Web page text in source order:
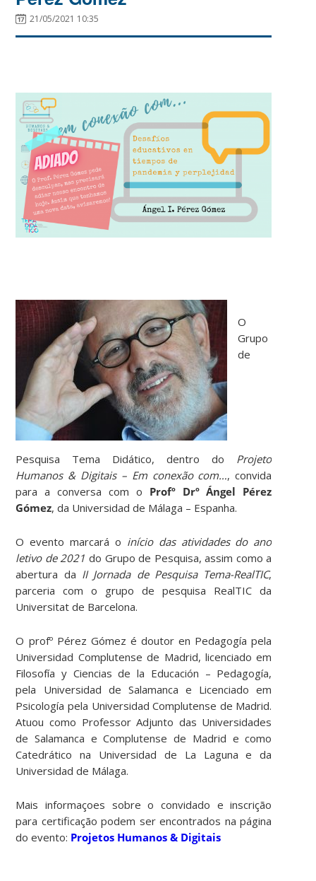
21/05/2021 10:35
O
Grupo
de
Pesquisa Tema Didático, dentro do Projeto
Humanos & Digitais – Em conexão com…, convida
para a conversa com o Profº Drº Ángel Pérez
Gómez, da Universidad de Málaga – Espanha.
O evento marcará o início das atividades do ano
letivo de 2021 do Grupo de Pesquisa, assim como a
abertura da II Jornada de Pesquisa Tema-RealTIC,
parceria com o grupo de pesquisa RealTIC da
Universitat de Barcelona.
O profº Pérez Gómez é doutor en Pedagogía pela
Universidad Complutense de Madrid, licenciado em
Filosofía y Ciencias de la Educación – Pedagogía,
pela Universidad de Salamanca e Licenciado em
Psicología pela Universidad Complutense de Madrid.
Atuou como Professor Adjunto das Universidades
de Salamanca e Complutense de Madrid e como
Catedrático na Universidad de La Laguna e da
Universidad de Málaga.
Mais informaçoes sobre o convidado e inscrição
para certificação podem ser encontrados na página
do evento: Projetos Humanos & Digitais